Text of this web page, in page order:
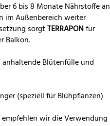
6 bis 8 Monate Nährstoffe an
im Außenbereich weiter
sorgtTERRAPONfür
Balkon.
Blütenfülle und
(speziell für Blühpflanzen)
empfehlen wir die Verwendung